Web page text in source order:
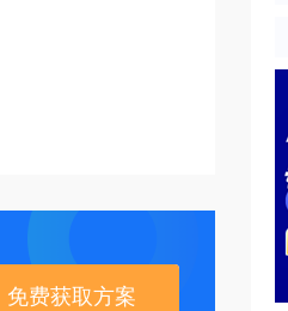
免费获取方案